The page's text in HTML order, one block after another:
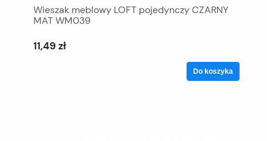
Wieszak meblowy LOFT pojedynczy CZARNY
MAT WM039
11,49 zł
Do koszyka